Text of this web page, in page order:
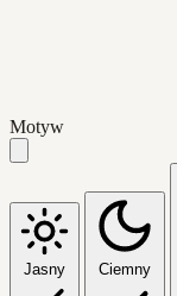
Motyw
Jasny Ciemny